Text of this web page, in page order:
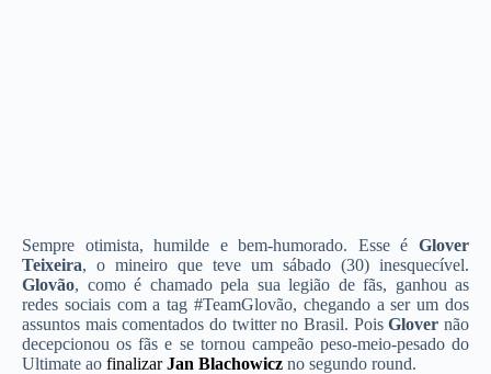
Sempre otimista, humilde e bem-humorado. Esse é Glover
Teixeira, o mineiro que teve um sábado (30) inesquecível.
Glovão, como é chamado pela sua legião de fãs, ganhou as
redes sociais com a tag #TeamGlovão, chegando a ser um dos
assuntos mais comentados do twitter no Brasil. PoisGlover não
decepcionou os fãs e se tornou campeão peso-meio-pesado do
Ultimate ao finalizarJan Blachowicz no segundo round.